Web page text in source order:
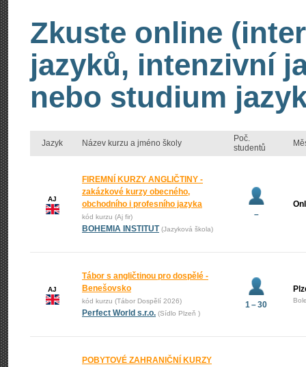
Zkuste online
jazyků, intenzivní
nebo studium
Jazyk Název kurzu a jméno školy
Poč.
studentů
AJ
FIREMNÍ KURZY ANGLIČTINY -
zakázkové kurzy obecného,
obchodního i profesního jazyka
kód kurzu (Aj fir)
BOHEMIA INSTITUT (Jazyková škola)
–
AJ
Tábor s angličtinou pro dospělé -
Benešovsko
kód kurzu (Tábor Dospělí 2026)
Perfect World s.r.o. (Sídlo Plzeň )
1 – 30
POBYTOVÉ ZAHRANIČNÍ KURZY